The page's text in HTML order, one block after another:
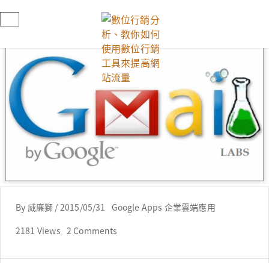
By 威廉獅 / 2015/05/31
Google Apps 企業雲端應用
2181 Views 2 Comments